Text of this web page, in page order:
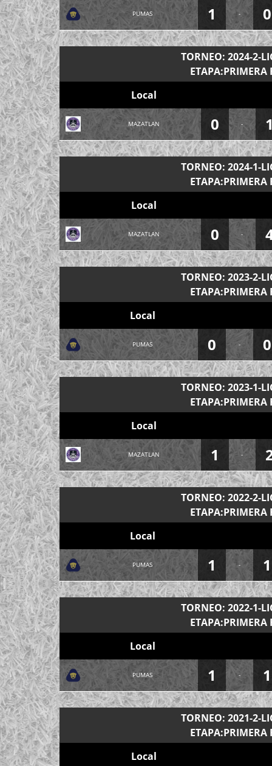
PUMAS 1 - 0
TORNEO: 2024-2-
ETAPA:PRIMERA
Local
MAZATLAN 0 -
TORNEO: 2024-1-
ETAPA:PRIMERA
Local
MAZATLAN 0 -
TORNEO: 2023-2-
ETAPA:PRIMERA
Local
PUMAS 0 - 0
TORNEO: 2023-1-
ETAPA:PRIMERA
Local
MAZATLAN 1 -
TORNEO: 2022-2-
ETAPA:PRIMERA
Local
PUMAS 1 - 1
TORNEO: 2022-1-
ETAPA:PRIMERA
Local
PUMAS 1 - 1
TORNEO: 2021-2-
ETAPA:PRIMERA
Local